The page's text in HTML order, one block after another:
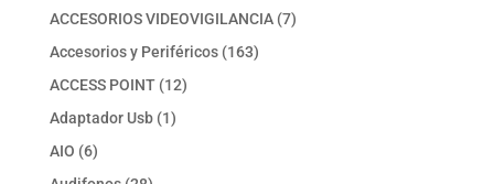
producto
ACCESORIOS VIDEOVIGILANCIA 77
Accesorios y Periféricos 163163
ACCESS POINT 1212
Adaptador Usb 11
AIO 66
productos